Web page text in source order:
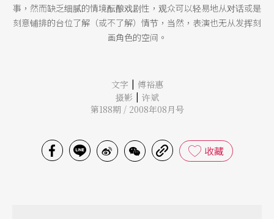
事，然而缺乏细腻的情境酝酿戏剧性，观众可以轻易地从对话或是
刻意铺排的台位了解（或不了解）情节，当然，表演也无从发挥刻
画角色的空间。
文字 | 傅裕惠
摄影 | 许斌
第188期 / 2008年08月号
收藏